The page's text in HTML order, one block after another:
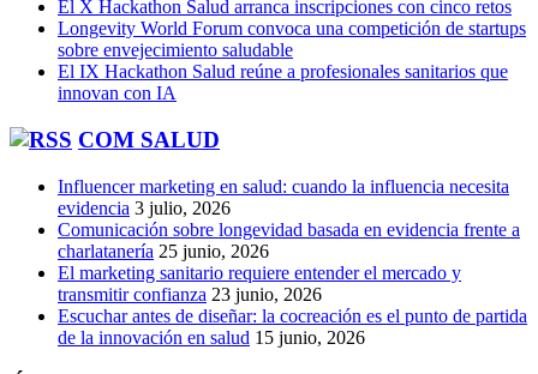
El X Hackathon Salud arranca inscripciones con cinco retos
Longevity World Forum convoca una competición de startups
sobre envejecimiento saludable
El IX Hackathon Salud reúne a profesionales sanitarios que
innovan con IA
COM SALUD
Influencer marketing en salud: cuando la influencia necesita
evidencia 3 julio, 2026
Comunicación sobre longevidad basada en evidencia frente a
charlatanería 25 junio, 2026
El marketing sanitario requiere entender el mercado y
transmitir confianza 23 junio, 2026
Escuchar antes de diseñar: la cocreación es el punto de partida
de la innovación en salud 15 junio, 2026